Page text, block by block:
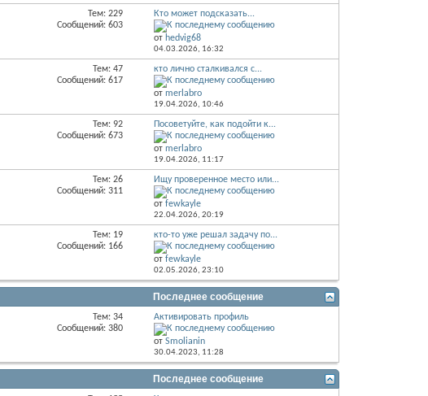
лента
Тем: 229
Сообщений: 603
Кто может подсказать...
от hedvig68
04.03.2026, 16:32
лента
Тем: 47
Сообщений: 617
кто лично сталкивался с...
отmerlabro
19.04.2026, 10:46
лента
Тем: 92
Сообщений: 673
Посоветуйте, как подойти к...
отmerlabro
19.04.2026, 11:17
лента
Тем: 26
Сообщений: 311
Ищу проверенное место или...
отfewkayle
22.04.2026,20:19
лента
Тем: 19
Сообщений: 166
кто-то уже решал задачу по...
отfewkayle
02.05.2026,23:10
Последнее сообщение
лента
Тем: 34
Сообщений: 380
Активировать профиль
отSmolianin
30.04.2023, 11:28
Последнее сообщение